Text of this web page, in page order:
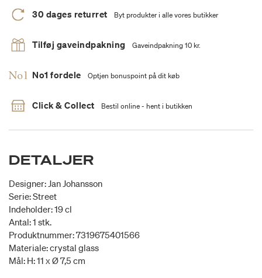
30 dages returret Byt produkter i alle vores butikker
Tilføj gaveindpakning Gaveindpakning 10 kr.
No1 fordele Optjen bonuspoint på dit køb
Click & Collect Bestil online - hent i butikken
DETALJER
Designer: Jan Johansson
Serie: Street
Indeholder: 19 cl
Antal: 1 stk.
Produktnummer: 7319675401566
Materiale: crystal glass
Mål: H: 11 x Ø 7,5 cm